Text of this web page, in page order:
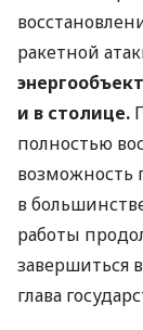
ракетной
и в столице.
полностью
возможность
в
работы
завершиться
глава